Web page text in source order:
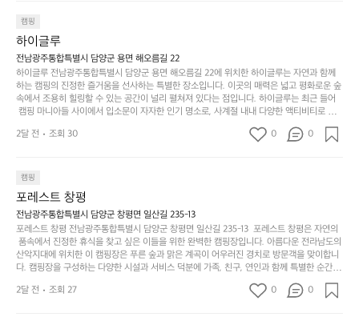
이
걸
리
는
순
다.
그
럴
때
는
차
갑’입
니
다.
일
상
에
고
다
니
고
싶
어
분
하
고,
단
순
하
하
지
않
은
디
자
바로 화장실있음 .5분거리 cu .2분거리 음식점  항구에
서부터 해변까지 버스도 다니네요 ㅎㅎㅎ 아이들 엄청
좋아하네요 점심쯤도착해서 철수할때까지 물놀이 3
타임이나 했네요 ⛱️
항구에서부터 해변까지 버스도 다니네요 ㅎㅎㅎ 아이들 엄청 좋아하네요 점
심쯤도착해서 철수할때까지 물놀이 3타임이나 했네요 ⛱️
포
리
해
변
캠
핑!
무
좋
네
요
이
캠핑
하이글루
전남광주통합특별시 담양군 용면 해오름길 22
하이글루 전남광주통합특별시 담양군 용면 해오름길 22에 위치한 하이글루는 자연과 함께
하는 캠핑의 진정한 즐거움을 선사하는 특별한 장소입니다. 이곳의 매력은 넓고 평화로운 숲
속에서 조용히 힐링할 수 있는 공간이 널리 펼쳐져 있다는 점입니다. 하이글루는 최근 들어
캠핑 마니아들 사이에서 입소문이 자자한 인기 명소로, 사계절 내내 다양한 액티비티로 방
문객들을 맞이합니다. 특히, 하이글루의 독특한 시설인 글램핑 텐트는 고객들에게 아늑한 잠
자리를 제공하며, 캠핑의 매력을 한층 더해 줍니다. 밖에서는 자연의 소리를 들으며, 내부에
함께 좋은 시간을 보낼 수 있다는 것입니다. 또한, 하이글루 인근에는 다양한 트레킹 코스와
자전거 도로가 있어 아웃도어 활동을 좋아하는 이들에게 더욱 참조할 만한 장소가 됩니다.
담양의 아름다운 자연과 함께, 건강한 레저 활동을 즐기며 행복한 캠핑 경험을 쌓으실 수 있
습니다. 하이글루에서 특별한 순간을 만끽해보세요. 따뜻한 햇살과 함께하는 아침, 상징적인
담양의 죽녹원과 함께 어우러진 저녁, 그리고 고요한 밤하늘 아래에서 별을 바라보며 나누는
이야기들은 여러분의 캠핑 여행을 더욱 특별하게 만들어 줄 것입니다.  인기 정도: ★★★★
★
2달 전 조회 30 0 0
캠핑
포레스트 창평
전남광주통합특별시 담양군 창평면 일산길 235-13
포레스트 창평 전남광주통합특별시 담양군 창평면 일산길 235-13  포레스트 창평은 자연의
품속에서 진정한 휴식을 찾고 싶은 이들을 위한 완벽한 캠핑장입니다. 아름다운 전라남도의
산악지대에 위치한 이 캠핑장은 푸른 숲과 맑은 계곡이 어우러진 경치로 방문객을 맞이합니
다. 캠핑장을 구성하는 다양한 시설과 서비스 덕분에 가족, 친구, 연인과 함께 특별한 순간을
만들어갈 수 있는 최적의 공간이 됩니다.  포레스트 창평은 주말마다 직접 재배한 신선한 농
산물을 제공하는 캠핑장으로, 현지에서만 느낄 수 있는 자연의 맛을 경험할 수 있습니다. 또
2달 전 조회 27 0 0